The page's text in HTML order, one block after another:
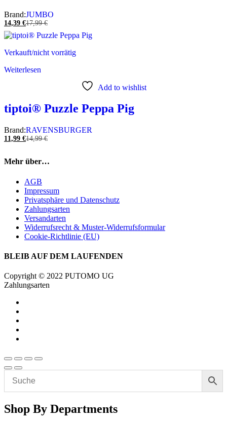
Brand:JUMBO
14,39 €17,99€
Verkauft/nicht vorrätig
Weiterlesen
Add to wishlist
tiptoi® Puzzle Peppa Pig
Brand:RAVENSBURGER
11,99 €14,99€
Mehr über…
AGB
Impressum
Privatsphäre und Datenschutz
Zahlungsarten
Versandarten
Widerrufsrecht & Muster-Widerrufsformular
Cookie-Richtlinie (EU)
BLEIB AUF DEM LAUFENDEN
Copyright © 2022 PUTOMO UG
Zahlungsarten
Shop By Departments